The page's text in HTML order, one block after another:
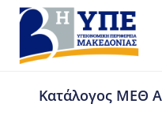
Κατάλογος ΜΕΘ